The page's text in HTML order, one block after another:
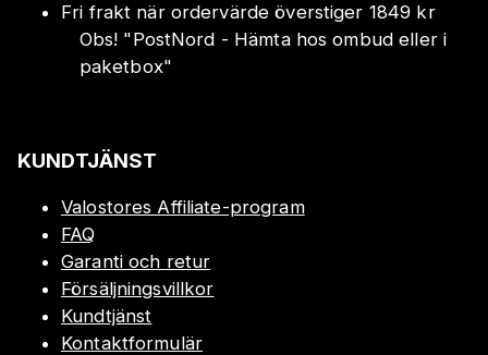
Fri frakt när ordervärde överstiger 1849 kr
Obs! "PostNord - Hämta hos ombud eller i
paketbox"
KUNDTJÄNST
Valostores Affiliate-program
FAQ
Garanti och retur
Försäljningsvillkor
Kundtjänst
Kontaktformulär